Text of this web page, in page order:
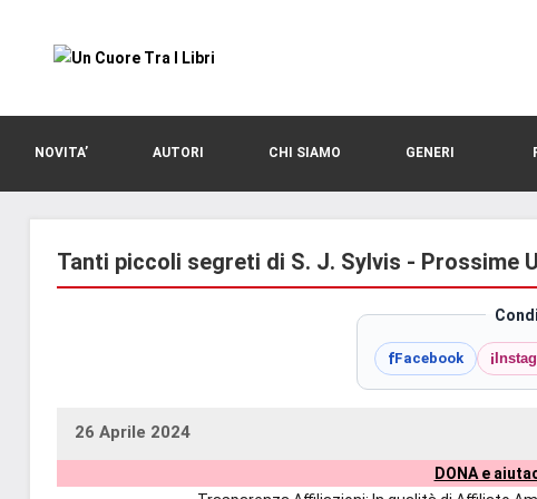
contenuto
Cuore
Tra
I
romance
e
non
Recensioni,
NOVITA’ AUTORI CHI SIAMO GENERI
Tanti piccoli segreti di S. J. Sylvis - Prossime
fFacebook i
26 Aprile 2024
uctil_user
Nessun
DONA e